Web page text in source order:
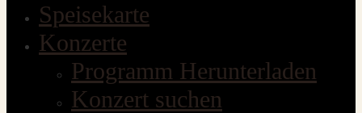
Speisekarte
Konzerte
Programm Herunterladen
Konzert suchen